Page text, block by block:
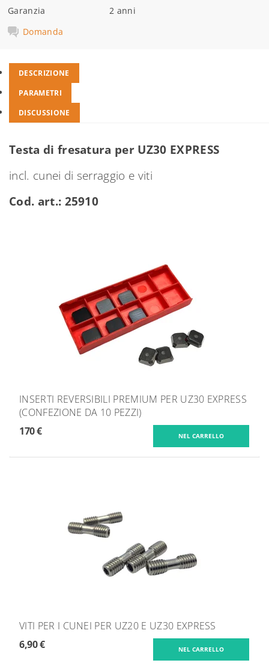
Garanzia
2 anni
Domanda
DESCRIZIONE
PARAMETRI
DISCUSSIONE
Testa di fresatura per UZ30 EXPRESS
incl. cunei di serraggio e viti
Cod. art.: 25910
INSERTI REVERSIBILI PREMIUM PER UZ30 EXPRESS
(CONFEZIONE DA 10 PEZZI)
170 €
VITI PER I CUNEI PER UZ20 E UZ30 EXPRESS
6,90 €